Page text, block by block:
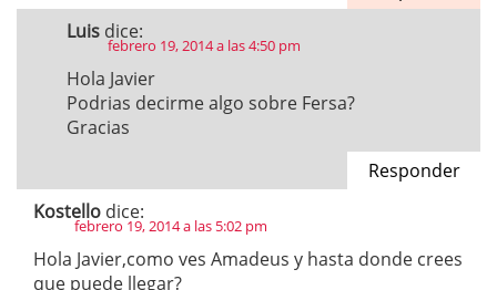
Luis dice:
febrero 19, 2014 a las 4:50 pm
Hola Javier
Podrias decirme algo sobre Fersa?
Gracias
Responder
Kostello dice:
febrero 19, 2014 a las 5:02 pm
Hola Javier,como ves Amadeus y hasta donde crees
que puede llegar?